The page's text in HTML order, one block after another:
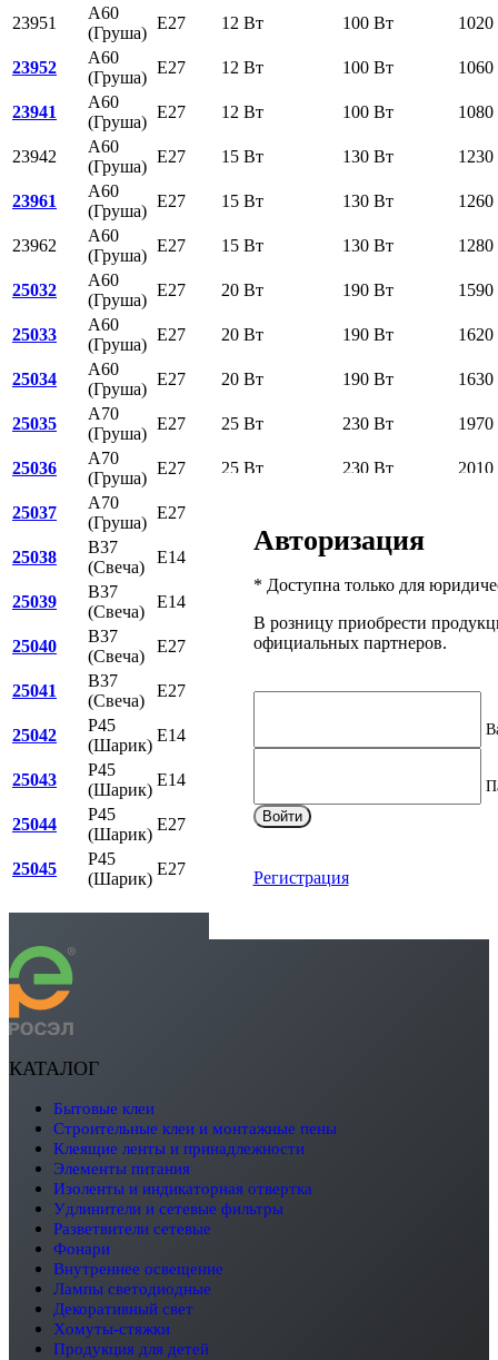
23951
A60
(Груша)
E27 12 Вт 100 Вт 1020
23952
A60
(Груша)
E27 12 Вт 100 Вт 1060
23941
A60
(Груша)
E27 12 Вт 100 Вт 1080
23942
A60
(Груша)
E27 15 Вт 130 Вт 1230
23961
A60
(Груша)
E27 15 Вт 130 Вт 1260
23962
A60
(Груша)
E27 15 Вт 130 Вт 1280
25032
A60
(Груша)
E27 20 Вт 190 Вт 1590
25033
A60
(Груша)
E27 20 Вт 190 Вт 1620
25034
A60
(Груша)
E27 20 Вт 190 Вт 1630
25035
A70
(Груша)
E27 25 Вт 230 Вт 1970
25036
A70
(Груша)
E27 25 Вт 230 Вт 2010
25037
A70
(Груша)
E27
25038
B37
(Свеча)
E14
25039
B37
(Свеча)
E14
25040
B37
(Свеча)
E27 8 Вт 70 Вт
25041
B37
(Свеча)
E27 8 Вт 70 Вт 680
25042
P45
(Шарик)
E14
25043
P45
(Шарик)
E14
25044
P45
(Шарик)
E27 8 Вт
25045
P45
(Шарик)
E27 8 Вт
Авторизация
* Доступна только для
В розницу приобрести
официальных партнеров.
Войти
Регистрация
КАТАЛОГ
бытовые клеи
строительные клеи и монтажные пены
клеящие ленты и принадлежности
элементы питания
изоленты и индикаторная отвертка
удлинители и сетевые фильтры
разветвители сетевые
фонари
внутреннее освещение
лампы светодиодные
декоративный свет
хомуты-стяжки
продукция для детей